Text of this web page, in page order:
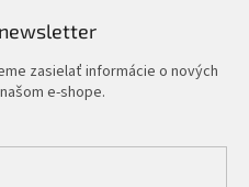
zasielať informácie o nových
e-shope.